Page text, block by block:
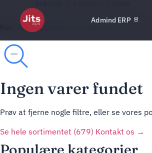
Admind ERP
Køb Kabler/Tilbehør-produkter hos
Ingen varer fundet
Prøv at fjerne nogle filtre, eller se vores
Se hele sortimentet (679) Kontakt os →
Populære kategorier